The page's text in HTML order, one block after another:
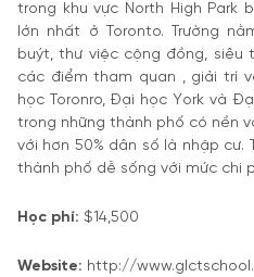
trong khu vực North High Park
lớn nhất ở Toronto. Trường
buýt, thư việc cộng đồng, siêu
các điểm tham quan , giải trí
học Toronro, Đại học York và
trong những thành phố có nền
với hơn 50% dân số là nhập cư.
thành phố dễ sống với mức chi
Học phí: $14,500
Website: http://